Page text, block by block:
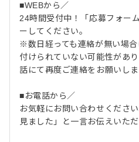
■WEBから／
24時間受付中！「応募フォー
ーしてください。
※数日経っても連絡が無い場
付けられていない可能性があ
話にて再度ご連絡をお願いしま
■お電話から／
お気軽にお問い合わせくださ
見ました」と一言お伝えいただ